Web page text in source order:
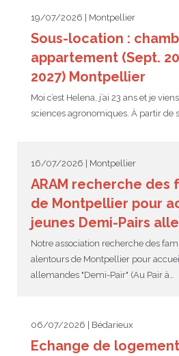
19/07/2026 | Montpellier
Sous-location :
appartement (Sept.
2027) Montpellier
Moi c’est Helena, j’ai 23 ans et je
sciences agronomiques. À partir de
16/07/2026 | Montpellier
ARAM recherche des
de Montpellier pour
jeunes Demi-Pairs
Notre association recherche des
alentours de Montpellier pour
allemandes "Demi-Pair" (Au Pair à…
06/07/2026 | Bédarieux
Echange de